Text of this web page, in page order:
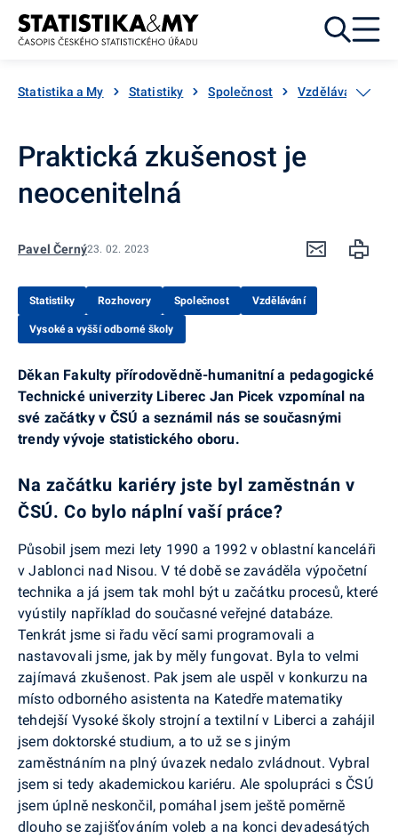
Přejít k obsahu
Statistika a My Statistiky Společnost Vzdělávání
Praktická zkušenost je
neocenitelná
Pavel Černý23. 02. 2023
Statistiky Rozhovory Společnost Vzdělávání
Vysoké a vyšší odborné školy
Děkan Fakulty přírodovědně-humanitní a pedagogické
Technické univerzity Liberec Jan Picek vzpomínal na
své začátky v ČSÚ a seznámil nás se současnými
trendy vývoje statistického oboru.
Na začátku kariéry jste byl zaměstnán v
ČSÚ. Co bylo náplní vaší práce?
Působil jsem mezi lety 1990 a 1992 v oblastní kanceláři
v Jablonci nad Nisou. V té době se zaváděla výpočetní
technika a já jsem tak mohl být u začátku procesů, které
vyústily například do současné veřejné databáze.
Tenkrát jsme si řadu věcí sami programovali a
nastavovali jsme, jak by měly fungovat. Byla to velmi
zajímavá zkušenost. Pak jsem ale uspěl v konkurzu na
místo odborného asistenta na Katedře matematiky
tehdejší Vysoké školy strojní a textilní v Liberci a zahájil
jsem doktorské studium, a to už se s jiným
zaměstnáním na plný úvazek nedalo zvládnout. Vybral
jsem si tedy akademickou kariéru. Ale spolupráci s ČSÚ
jsem úplně neskončil, pomáhal jsem ještě poměrně
dlouho se zajišťováním voleb a na konci devadesátých